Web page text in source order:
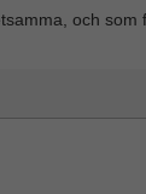
och som